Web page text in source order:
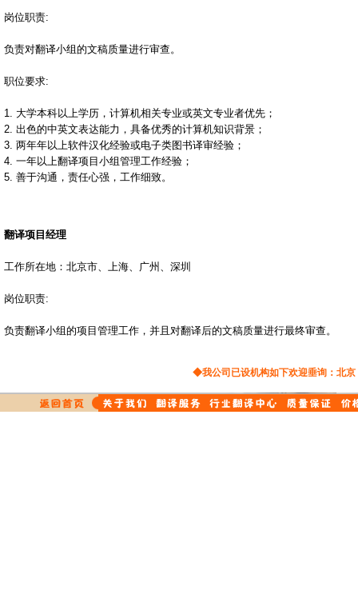
乌尔都语翻译
乌克兰语翻译
希腊文译中文翻译
中译荷兰文翻译
中文译马来语翻译
中译葡萄牙文翻译
中译意大利语翻译
岗位职责:
负责对翻译小组的文稿质量进行审查。
职位要求:
1. 大学本科以上学历，计算机相关专业或英文专业者优先；
2. 出色的中英文表达能力，具备优秀的计算机知识背景；
3. 两年年以上软件汉化经验或电子类图书译审经验；
4. 一年以上翻译项目小组管理工作经验；
5. 善于沟通，责任心强，工作细致。
翻译项目经理
工作所在地：北京市、上海、广州、深圳
岗位职责:
负责翻译小组的项目管理工作，并且对翻译后的文稿质量进行最终审查。
◆我公司已设机构如下欢迎垂询： 北京